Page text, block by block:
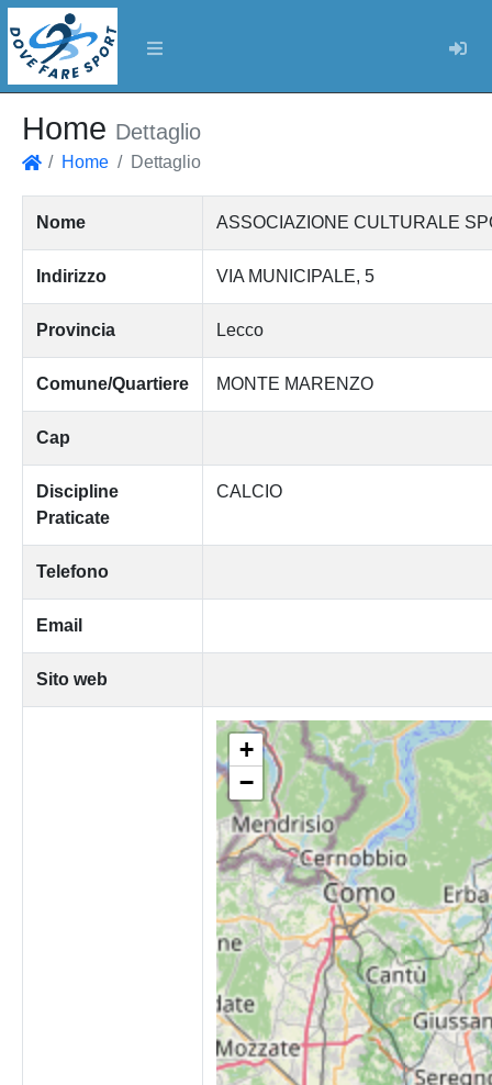
Home Dettaglio
Home Dettaglio
Nome ASSOCIAZIONE CULTURALE
Indirizzo VIA MUNICIPALE, 5
Provincia Lecco
Comune/Quartiere MONTE MARENZO
Cap
Discipline
Praticate
CALCIO
Telefono
Email
Sito web
+
−